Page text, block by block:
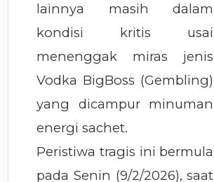
lainnya masih dalam
kondisi kritis usai
menenggak miras jenis
Vodka BigBoss (Gembling)
yang dicampur minuman
energi sachet.
Peristiwa tragis ini bermula
pada Senin (9/2/2026), saat